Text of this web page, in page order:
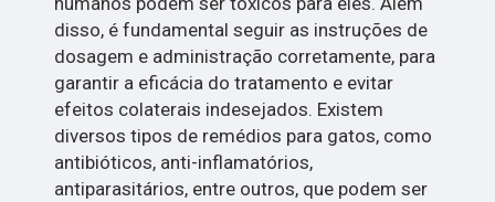
disso, é fundamental seguir as instruções de
dosagem e administração corretamente, para
garantir a eficácia do tratamento e evitar
efeitos colaterais indesejados. Existem
diversos tipos de remédios para gatos, como
antibióticos, anti-inflamatórios,
antiparasitários, entre outros, que podem ser